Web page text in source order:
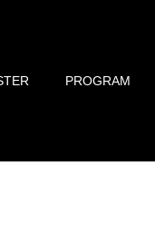
PROGRAM